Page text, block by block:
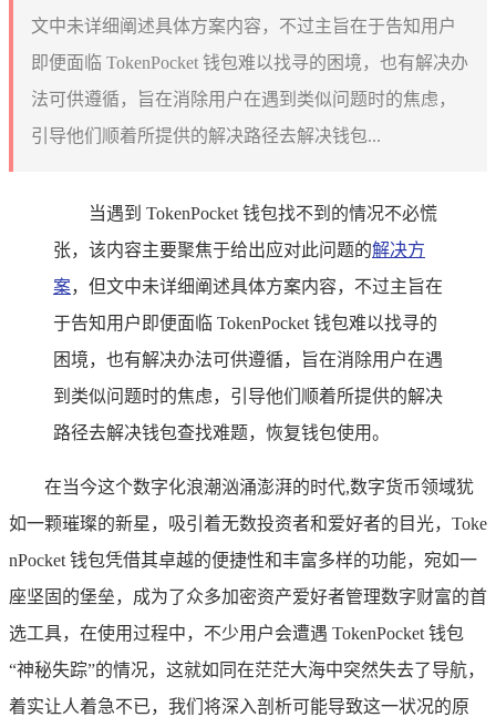
文中未详细阐述具体方案内容，不过主旨在于告知用户
即便面临 TokenPocket 钱包难以找寻的困境，也有解决办
法可供遵循，旨在消除用户在遇到类似问题时的焦虑，
引导他们顺着所提供的解决路径去解决钱包...
当遇到 TokenPocket 钱包找不到的情况不必慌
张，该内容主要聚焦于给出应对此问题的解决方
案，但文中未详细阐述具体方案内容，不过主旨在
于告知用户即便面临 TokenPocket 钱包难以找寻的
困境，也有解决办法可供遵循，旨在消除用户在遇
到类似问题时的焦虑，引导他们顺着所提供的解决
路径去解决钱包查找难题，恢复钱包使用。
在当今这个数字化浪潮汹涌澎湃的时代,数字货币领域犹
如一颗璀璨的新星，吸引着无数投资者和爱好者的目光，Toke
nPocket 钱包凭借其卓越的便捷性和丰富多样的功能，宛如一
座坚固的堡垒，成为了众多加密资产爱好者管理数字财富的首
选工具，在使用过程中，不少用户会遭遇 TokenPocket 钱包
“神秘失踪”的情况，这就如同在茫茫大海中突然失去了导航，
着实让人着急不已，我们将深入剖析可能导致这一状况的原